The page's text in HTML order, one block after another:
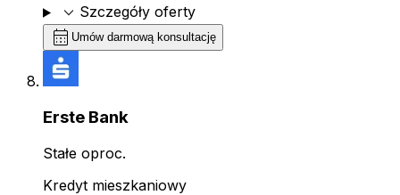
expand_more Szczegóły oferty
calendar_month Umów darmową konsultację
Erste Bank
Stałe oproc.
Kredyt mieszkaniowy